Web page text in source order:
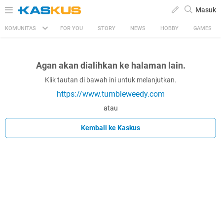
Masuk
KOMUNITAS FOR YOU STORY NEWS HOBBY GAMES
Agan akan dialihkan ke halaman lain.
Klik tautan di bawah ini untuk melanjutkan.
https://www.tumbleweedy.com
atau
Kembali ke Kaskus